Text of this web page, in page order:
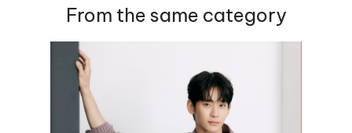
From the same category